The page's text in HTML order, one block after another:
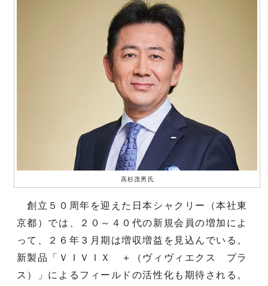
高杉茂男氏
創立５０周年を迎えた日本シャクリー（本社東
京都）では、２０～４０代の新規会員の増加によ
って、２６年３月期は増収増益を見込んでいる。
新製品「ＶＩＶＩＸ ＋（ヴィヴィエクス プラ
ス）」によるフィールドの活性化も期待される。